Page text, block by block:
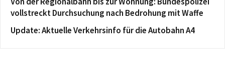
vollstreckt Durchsuchung nach Bedrohung mit Waffe
Update: Aktuelle Verkehrsinfo für die Autobahn A4